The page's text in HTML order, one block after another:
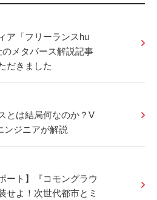
ア「フリーランスhu
のメタバース解説記事
だきました
とは結局何なのか？V
ンジニアが解説
ート】『コモングラウ
せよ！次世代都市とミ